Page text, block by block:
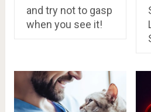
and try not to gasp
when you see it!